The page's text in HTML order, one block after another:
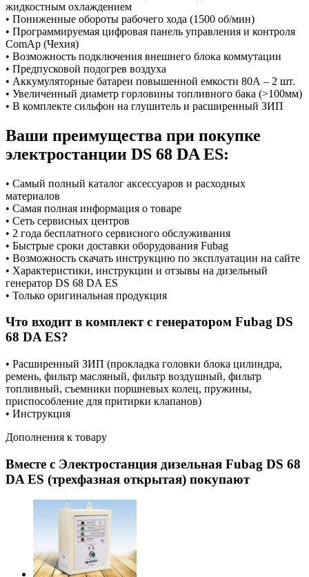
жидкостным охлаждением
• Пониженные обороты рабочего хода (1500 об/мин)
• Программируемая цифровая панель управления и контроля
ComAp (Чехия)
• Возможность подключения внешнего блока коммутации
• Предпусковой подогрев воздуха
• Аккумуляторные батареи повышенной емкости 80А – 2 шт.
• Увеличенный диаметр горловины топливного бака (>100мм)
• В комплекте сильфон на глушитель и расширенный ЗИП
Ваши преимущества при покупке
электростанции DS 68 DA ES:
• Самый полный каталог аксессуаров и расходных
материалов
• Самая полная информация о товаре
• Сеть сервисных центров
• 2 года бесплатного сервисного обслуживания
• Быстрые сроки доставки оборудования Fubag
• Возможность скачать инструкцию по эксплуатации на сайте
• Характеристики, инструкции и отзывы на дизельный
генератор DS 68 DA ES
• Только оригинальная продукция
Что входит в комплект с генератором Fubag DS
68 DA ES?
• Расширенный ЗИП (прокладка головки блока цилиндра,
ремень, фильтр масляный, фильтр воздушный, фильтр
топливный, съемники поршневых колец, пружины,
приспособление для притирки клапанов)
• Инструкция
Дополнения к товару
Вместе с Электростанция дизельная Fubag DS 68
DA ES (трехфазная открытая) покупают